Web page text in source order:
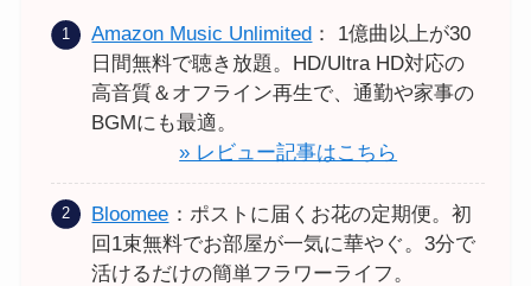
Amazon Music Unlimited ： 1億曲以上が30
日間無料で聴き放題。HD/Ultra HD対応の
高音質＆オフライン再生で、通勤や家事の
BGMにも最適。
» レビュー記事はこちら
Bloomee ：ポストに届くお花の定期便。初
回1束無料でお部屋が一気に華やぐ。3分で
活けるだけの簡単フラワーライフ。